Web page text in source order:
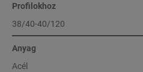
Profilokhoz
38/40-40/120
Anyag
Acél